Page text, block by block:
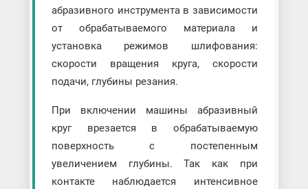
абразивного инструмента в зависимости
от обрабатываемого материала и
установка режимов шлифования:
скорости вращения круга, скорости
подачи, глубины резания.
При включении машины абразивный
круг врезается в обрабатываемую
поверхность с постепенным
увеличением глубины. Так как при
контакте наблюдается интенсивное